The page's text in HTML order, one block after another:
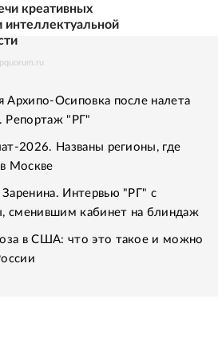
креативных
интеллектуальной
Архипо-Осиповка после налета
Репортаж "РГ"
2026. Названы регионы, где
Москве
Интервью "РГ" с
сменившим кабинет на блиндаж
в США: что это такое и можно